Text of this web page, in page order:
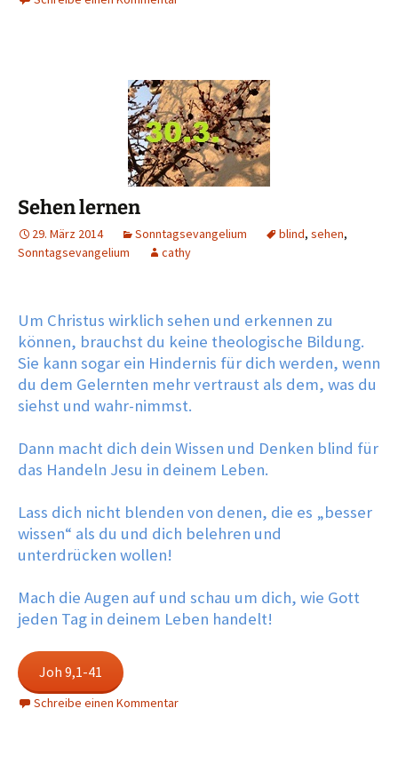
Sehen lernen
29. März 2014 Sonntagsevangelium blind, sehen,
Sonntagsevangelium
cathy
Um Christus wirklich sehen und erkennen zu
können, brauchst du keine theologische Bildung.
Sie kann sogar ein Hindernis für dich werden, wenn
du dem Gelernten mehr vertraust als dem, was du
siehst und wahr-nimmst.
Dann macht dich dein Wissen und Denken blind für
das Handeln Jesu in deinem Leben.
Lass dich nicht blenden von denen, die es „besser
wissen“ als du und dich belehren und
unterdrücken wollen!
Mach die Augen auf und schau um dich, wie Gott
jeden Tag in deinem Leben handelt!
Joh 9,1-41
Schreibe einen Kommentar